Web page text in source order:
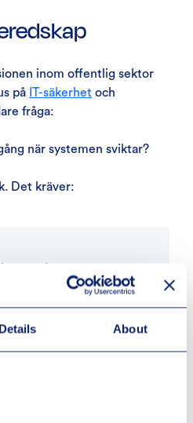
Details About
inom offentlig sektor
på IT-säkerhet och
fråga:
när systemen sviktar?
Det kräver:
aktörer
aktörer
resiliens.